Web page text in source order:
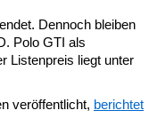
Dennoch bleiben
Polo GTI als
Listenpreis liegt unter
veröffentlicht, berichtet